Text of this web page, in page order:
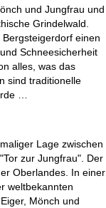
und Jungfrau und
Grindelwald.
einen
Schneesicherheit
alles, was das
sind traditionelle
…
Lage zwischen
zur Jungfrau". Der
Oberlandes. In einer
weltbekannten
Mönch und